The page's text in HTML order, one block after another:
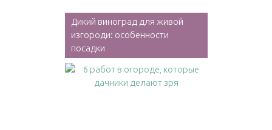
Дикий виноград для живой
изгороди: особенности
посадки